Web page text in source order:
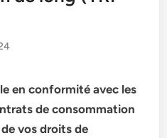
en conformité avec les
de consommation
vos droits de